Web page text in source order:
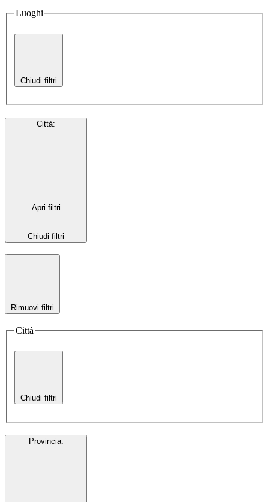
Luoghi
Chiudi filtri
Città:
Apri filtri
Chiudi filtri
Rimuovi filtri
Città
Chiudi filtri
Provincia: